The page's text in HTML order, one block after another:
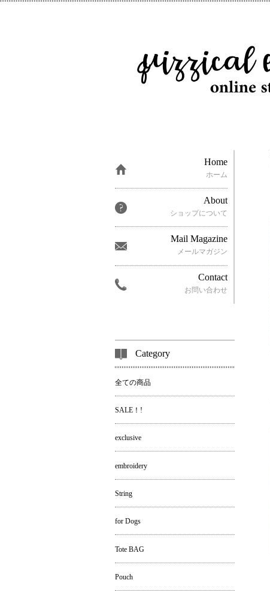
Home
ホーム
About
ショップについて
Mail Magazine
メールマガジン
Contact
お問い合わせ
Category
全ての商品
SALE！!
exclusive
embroidery
String
for Dogs
Tote BAG
Pouch